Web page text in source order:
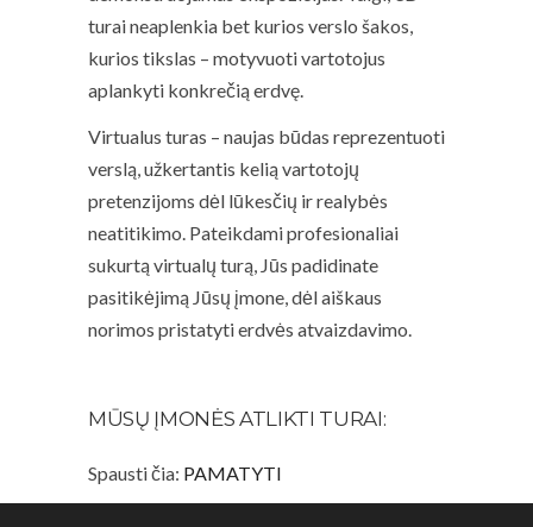
turai neaplenkia bet kurios verslo šakos,
kurios tikslas – motyvuoti vartotojus
aplankyti konkrečią erdvę.
Virtualus turas – naujas būdas reprezentuoti
verslą, užkertantis kelią vartotojų
pretenzijoms dėl lūkesčių ir realybės
neatitikimo. Pateikdami profesionaliai
sukurtą virtualų turą, Jūs padidinate
pasitikėjimą Jūsų įmone, dėl aiškaus
norimos pristatyti erdvės atvaizdavimo.
MŪSŲ ĮMONĖS ATLIKTI TURAI:
Spausti čia: PAMATYTI